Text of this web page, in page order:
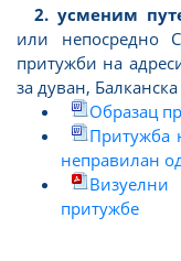
2. усменим
или непосредно
притужби на
за дуван,
Образац
Притужба
неправилан
притужбе